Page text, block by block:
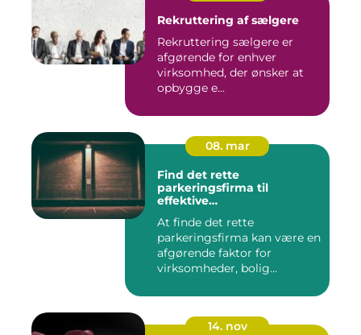
Rekruttering af sælgere
Rekruttering sælgere er
afgørende for enhver
virksomhed, der ønsker at
opbygge e...
08. mar
Find det rette
parkeringsfirma til
effektive
At finde det rette
parkeringsfirma kan være en
afgørende faktor for
virksomheder, bolig...
14. nov